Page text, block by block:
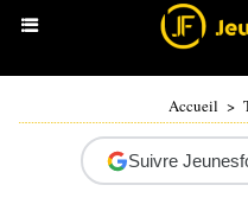
Accueil >
Suivre